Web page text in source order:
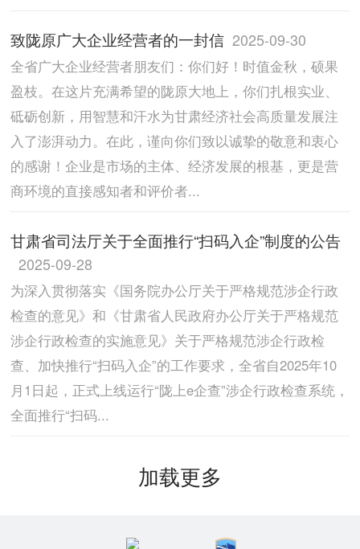
致陇原广大企业经营者的一封信 2025-09-30
全省广大企业经营者朋友们：你们好！时值金秋，硕果
盈枝。在这片充满希望的陇原大地上，你们扎根实业、
砥砺创新，用智慧和汗水为甘肃经济社会高质量发展注
入了澎湃动力。在此，谨向你们致以诚挚的敬意和衷心
的感谢！企业是市场的主体、经济发展的根基，更是营
商环境的直接感知者和评价者...
甘肃省司法厅关于全面推行“扫码入企”制度的公告
2025-09-28
为深入贯彻落实《国务院办公厅关于严格规范涉企行政
检查的意见》和《甘肃省人民政府办公厅关于严格规范
涉企行政检查的实施意见》关于严格规范涉企行政检
查、加快推行“扫码入企”的工作要求，全省自2025年10
月1日起，正式上线运行“陇上e企查”涉企行政检查系统，
全面推行“扫码...
加载更多